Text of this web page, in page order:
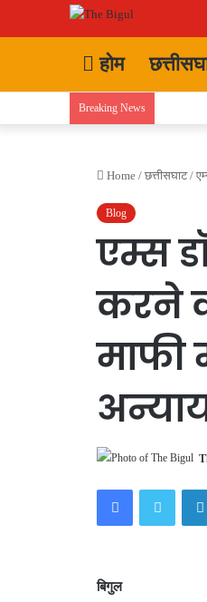
होम
Breaking News
Home / छत्तीसघाट /
Blog
एम्स
करने
माफी
Facebook
बिगुल